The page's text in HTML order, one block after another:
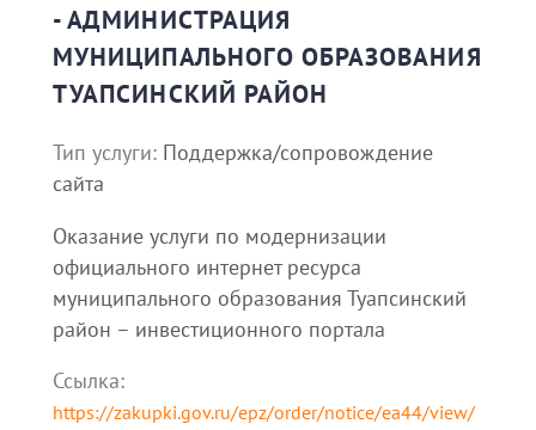
- АДМИНИСТРАЦИЯ
МУНИЦИПАЛЬНОГО ОБРАЗОВАНИЯ
ТУАПСИНСКИЙ РАЙОН
Тип услуги: Поддержка/сопровождение
сайта
Оказание услуги по модернизации
официального интернет ресурса
муниципального образования Туапсинский
район – инвестиционного портала
Ссылка:
https://zakupki.gov.ru/epz/order/notice/ea44/view/